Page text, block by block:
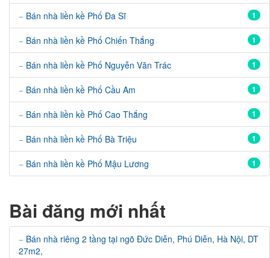
1
Bán nhà liền kề Phố Đa Sĩ
1
Bán nhà liền kề Phố Chiến Thắng
1
Bán nhà liền kề Phố Nguyễn Văn Trác
1
Bán nhà liền kề Phố Cầu Am
1
Bán nhà liền kề Phố Cao Thắng
1
Bán nhà liền kề Phố Bà Triệu
1
Bán nhà liền kề Phố Mậu Lương
Bài đăng mới nhất
Bán nhà riêng 2 tầng tại ngõ Đức Diễn, Phú Diễn, Hà Nội, DT
27m2,